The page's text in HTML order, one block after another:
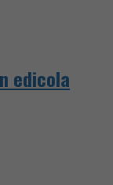
edicola